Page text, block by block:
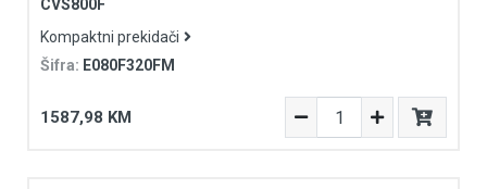
CVS800F
Kompaktni prekidači
Šifra: E080F320FM
1587,98 KM